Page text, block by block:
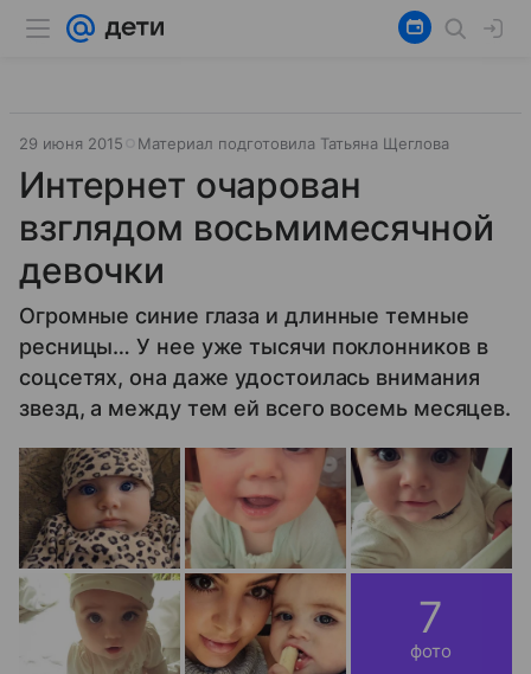
29 июня 2015 Материал подготовила Татьяна Щеглова
Интернет очарован
взглядом восьмимесячной
девочки
Огромные синие глаза и длинные темные
ресницы… У нее уже тысячи поклонников в
соцсетях, она даже удостоилась внимания
звезд, а между тем ей всего восемь месяцев.
7
фото